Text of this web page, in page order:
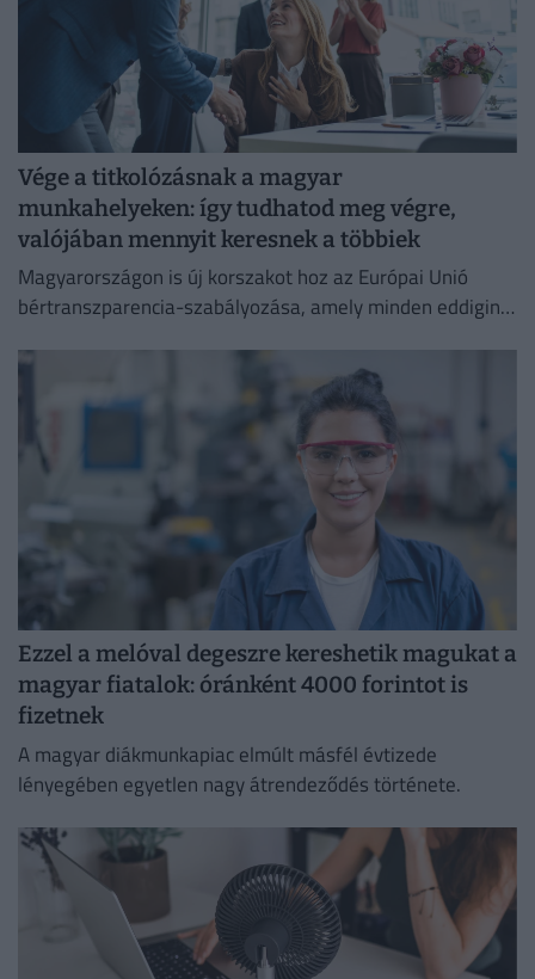
Vége a titkolózásnak a magyar
munkahelyeken: így tudhatod meg végre,
valójában mennyit keresnek a többiek
Magyarországon is új korszakot hoz az Európai Unió
bértranszparencia-szabályozása, amely minden eddiginél
Ezzel a melóval degeszre kereshetik magukat a
magyar fiatalok: óránként 4000 forintot is
fizetnek
A magyar diákmunkapiac elmúlt másfél évtizede
lényegében egyetlen nagy átrendeződés története.